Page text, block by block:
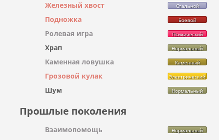
Железный хвост Стальной
Подножка Боевой
Ролевая игра Психический
Храп Нормальный
Каменная ловушка Каменный
Грозовой кулак Электрический
Шум Нормальный
Прошлые поколения
Взаимопомощь Нормальный